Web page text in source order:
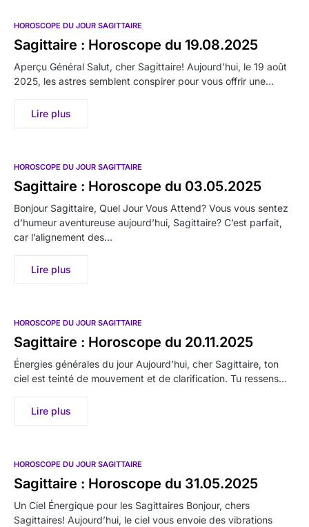
HOROSCOPE DU JOUR SAGITTAIRE
Sagittaire : Horoscope du 19.08.2025
Aperçu Général Salut, cher Sagittaire! Aujourd’hui, le 19 août
2025, les astres semblent conspirer pour vous offrir une…
Lire plus
HOROSCOPE DU JOUR SAGITTAIRE
Sagittaire : Horoscope du 03.05.2025
Bonjour Sagittaire, Quel Jour Vous Attend? Vous vous sentez
d’humeur aventureuse aujourd’hui, Sagittaire? C’est parfait,
car l’alignement des…
Lire plus
HOROSCOPE DU JOUR SAGITTAIRE
Sagittaire : Horoscope du 20.11.2025
Énergies générales du jour Aujourd’hui, cher Sagittaire, ton
ciel est teinté de mouvement et de clarification. Tu ressens…
Lire plus
HOROSCOPE DU JOUR SAGITTAIRE
Sagittaire : Horoscope du 31.05.2025
Un Ciel Énergique pour les Sagittaires Bonjour, chers
Sagittaires! Aujourd’hui, le ciel vous envoie des vibrations